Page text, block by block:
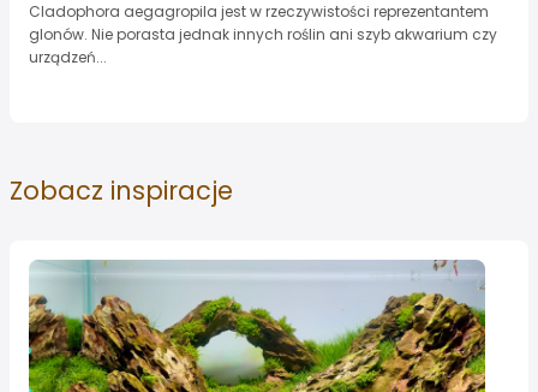
Cladophora aegagropila jest w rzeczywistości reprezentantem
glonów. Nie porasta jednak innych roślin ani szyb akwarium czy
urządzeń...
Zobacz inspiracje